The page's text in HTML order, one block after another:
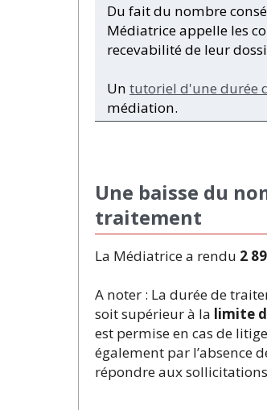
Du fait du nombre
Médiatrice appelle les
recevabilité de leur
Un tutoriel d'une durée
médiation.
Une baisse du
traitement
La Médiatrice a rendu 2
A noter : La durée de
soit supérieur à la limite
est permise en cas de
également par l’absence
répondre aux